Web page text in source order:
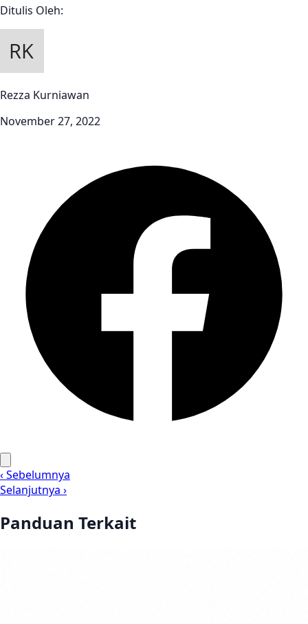
Ditulis Oleh:
Rezza Kurniawan
November 27, 2022
‹ Sebelumnya
Selanjutnya ›
Panduan Terkait